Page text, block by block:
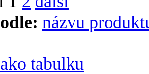
názvu
tabulku